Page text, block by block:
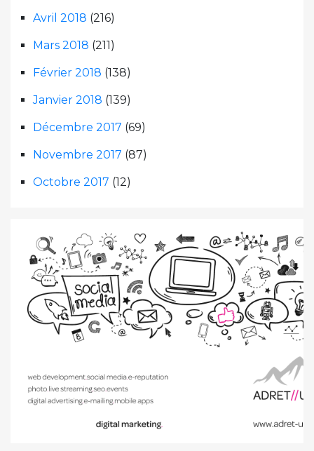
Avril 2018 (216)
Mars 2018 (211)
Février 2018 (138)
Janvier 2018 (139)
Décembre 2017 (69)
Novembre 2017 (87)
Octobre 2017 (12)